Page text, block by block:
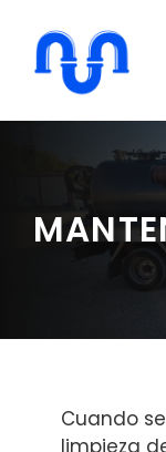
contenido
Cuando
limpieza